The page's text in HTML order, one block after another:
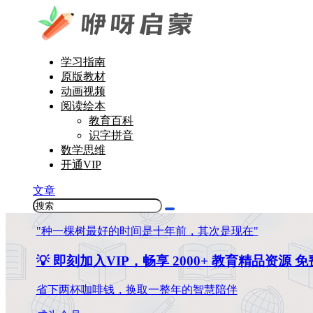
学习指南
原版教材
动画视频
阅读绘本
教育百科
识字拼音
数学思维
开通VIP
文章
"种一棵树最好的时间是十年前，其次是现在"
💡 即刻加入VIP，畅享 2000+ 教育精品资源 免
省下两杯咖啡钱，换取一整年的智慧陪伴